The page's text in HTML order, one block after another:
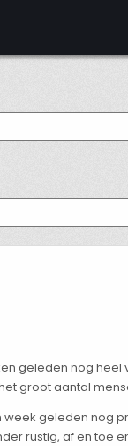
geleden nog heel
groot aantal
geleden nog
rustig, af en toe